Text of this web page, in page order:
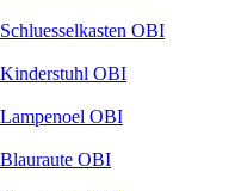
Schluesselkasten OBI
Kinderstuhl OBI
Lampenoel OBI
Blauraute OBI